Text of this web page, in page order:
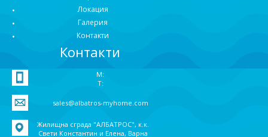
Локация
Галерия
Контакти
Контакти
M:
T:
sales@albatros-myhome.com
Жилищна сграда "АЛБАТРОС", к.к.
Свети Константин и Елена, Варна